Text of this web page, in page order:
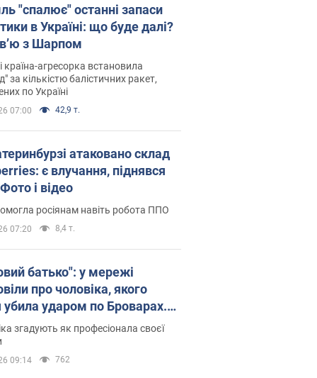
"спалює" останні запаси
в Україні: що буде далі?
з Шарпом
країна-агресорка встановила
за кількістю балістичних ракет,
по Україні
07:00 42,9 т.
атаковано склад
є влучання, піднявся
і відео
росіянам навіть робота ППО
07:20 8,4 т.
батько": у мережі
про чоловіка, якого
убила ударом по Броварах.
згадують як професіонала своєї
09:14 762